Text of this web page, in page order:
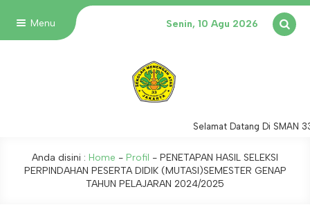
Menu Senin, 10 Agu 2026
Selamat Datang Di SMAN
Anda disini : Home - Profil - PENETAPAN HASIL SELEKSI
PERPINDAHAN PESERTA DIDIK (MUTASI)SEMESTER GENAP
TAHUN PELAJARAN 2024/2025